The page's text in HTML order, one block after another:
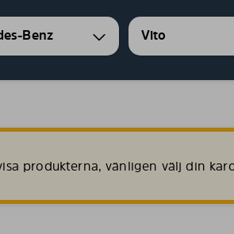
Benz Vito
produkterna, vänligen välj din